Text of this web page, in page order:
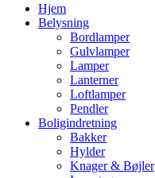
Hjem
Belysning
Bordlamper
Gulvlamper
Lamper
Lanterner
Loftlamper
Pendler
Boligindretning
Bakker
Hylder
Knager & Bøjler